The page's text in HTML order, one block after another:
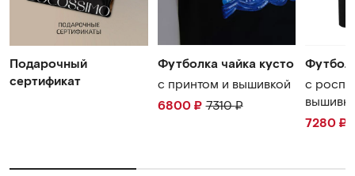
Подарочный
сертификат
Футболка чайка кусто
с принтом и вышивкой
6800 ₽ 7310₽
с
7280₽